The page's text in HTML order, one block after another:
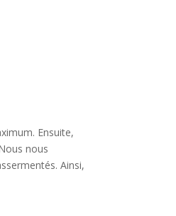
Ensuite,
nous
Ainsi,